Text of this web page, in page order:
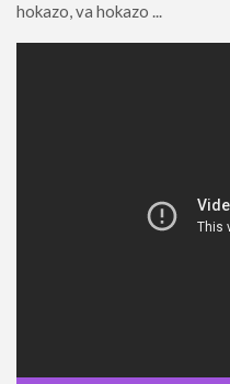
hokazo, va hokazo ...